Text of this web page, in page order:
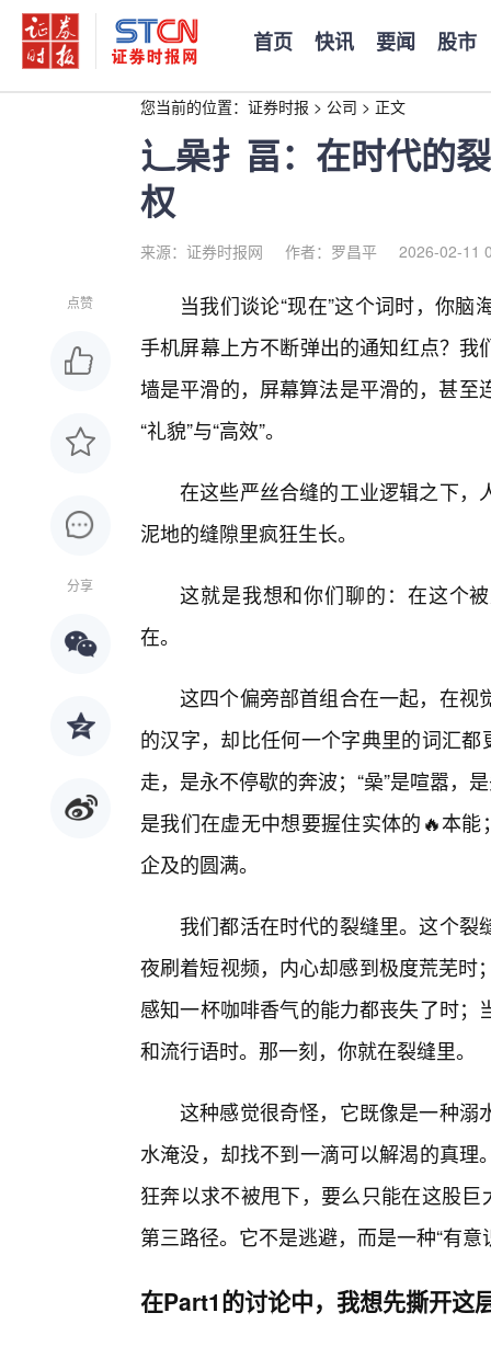
首页 快讯 要闻 股市
您当前的位置： 证券时报 > 公司 > 正文
辶喿扌畐：在时代的
权
来源：证券时报网 作者：罗昌平 2026-02-11
点赞
分享
当我们谈论“现在”这个词时，你
手机屏幕上方不断弹出的通知红点？
墙是平滑的，屏幕算法是平滑的，甚
“礼貌”与“高效”。
在这些严丝合缝的工业逻辑之下，
泥地的缝隙里疯狂生长。
这就是我想和你们聊的：在这个
在。
这四个偏旁部首组合在一起，在视
的汉字，却比任何一个字典里的词汇
走，是永不停歇的奔波；“喿”是喧嚣，
是我们在虚无中想要握住实体的🔥本
企及的圆满。
我们都活在时代的裂缝里。这个
夜刷着短视频，内心却感到极度荒芜
感知一杯咖啡香气的能力都丧失了时
和流行语时。那一刻，你就在裂缝里。
这种感觉很奇怪，它既像是一种溺
水淹没，却找不到一滴可以解渴的真
狂奔以求不被甩下，要么只能在这股
第三路径。它不是逃避，而是一种“有意
在Part1的讨论中，我想先撕开这